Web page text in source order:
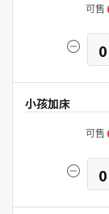
可售
0
小孩加床
可售
0